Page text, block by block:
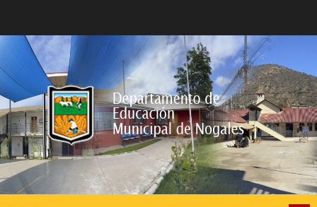
contenido